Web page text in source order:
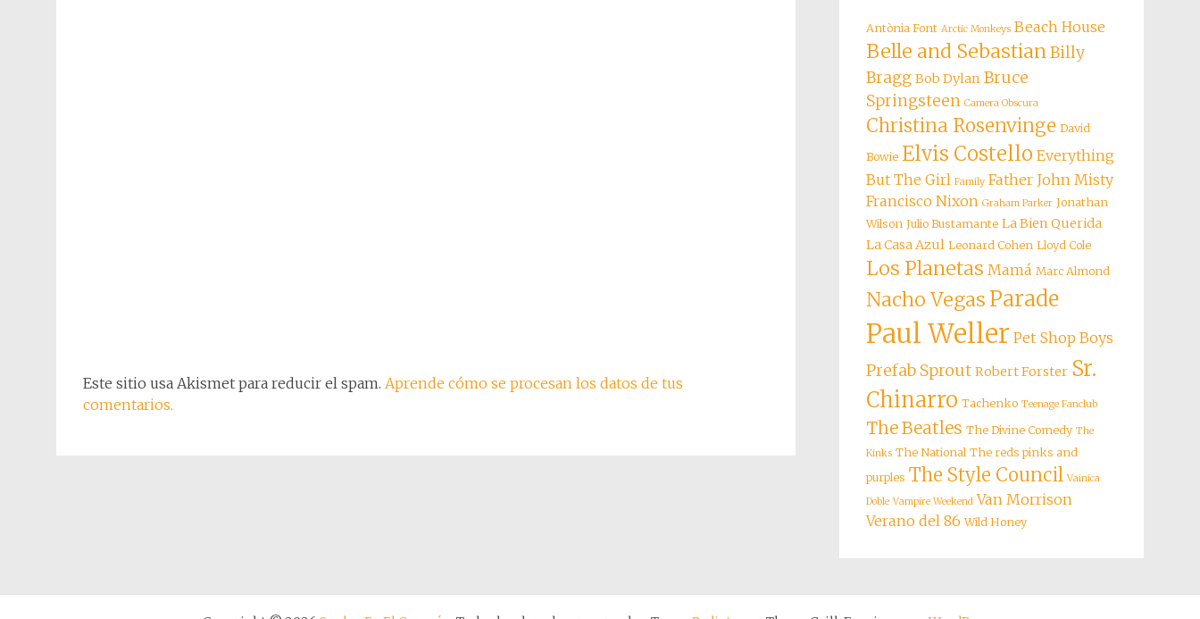
Este sitio usa Akismet para reducir el spam. Aprende cómo se procesan los datos de tus
comentarios.
Antònia Font Arctic Monkeys Beach House
Belle and SebastianBilly
Bragg Bob Dylan Bruce
Springsteen Camera Obscura
Christina Rosenvinge David
Bowie Elvis Costello Everything
But The Girl Family Father John Misty
Francisco Nixon Graham Parker Jonathan
Wilson Julio Bustamante La Bien Querida
La Casa Azul Leonard Cohen Lloyd Cole
Los Planetas Mamá Marc Almond
Nacho Vegas Parade
Paul Weller Pet Shop Boys
Prefab Sprout Robert Forster Sr.
Chinarro Tachenko Teenage Fanclub
The Beatles The Divine Comedy The
Kinks The National The reds pinks and
purples The Style Council Vainica
Doble Vampire Weekend Van Morrison
Verano del 86 Wild Honey